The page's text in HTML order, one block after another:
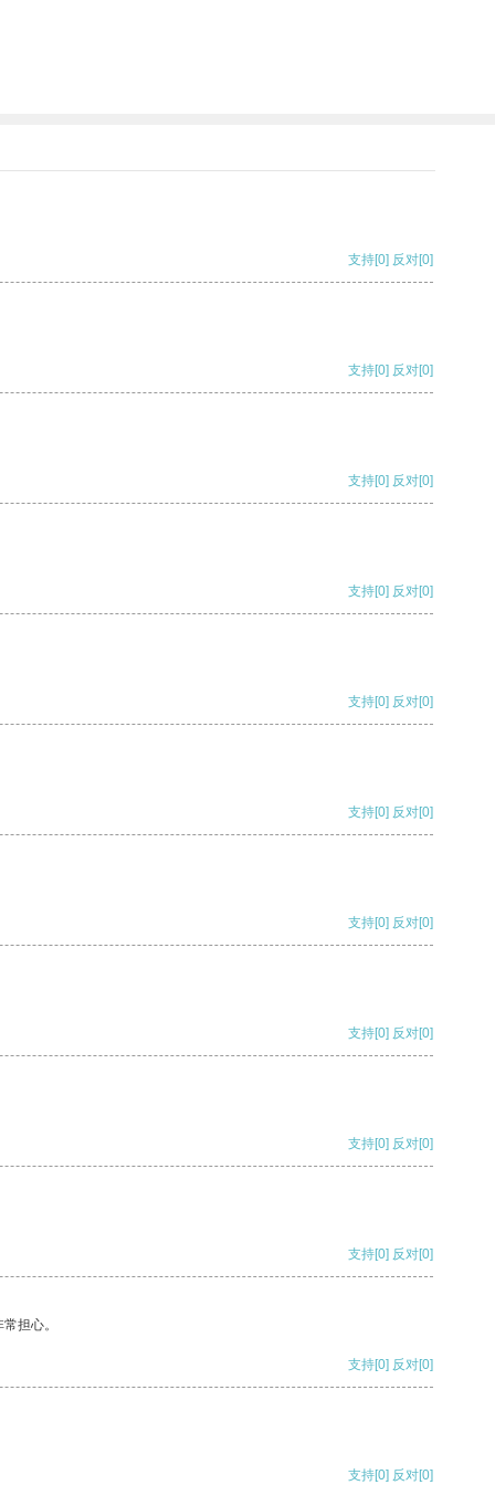
支持[0] 反对[0]
支持[0] 反对[0]
支持[0] 反对[0]
支持[0] 反对[0]
支持[0] 反对[0]
支持[0] 反对[0]
支持[0] 反对[0]
支持[0] 反对[0]
支持[0] 反对[0]
支持[0] 反对[0]
担心。
支持[0] 反对[0]
支持[0] 反对[0]